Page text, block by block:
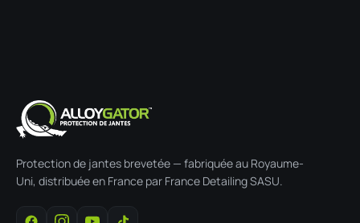
Protection de jantes brevetée — fabriquée au Royaume-
Uni, distribuée en France par France Detailing SASU.